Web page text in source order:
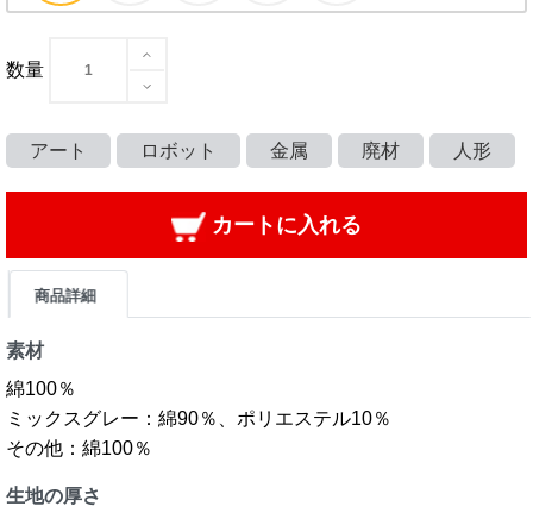
数量
アート ロボット 金属 廃材 人形
カートに入れる
商品詳細
素材
綿100％
ミックスグレー：綿90％、ポリエステル10％
その他：綿100％
生地の厚さ